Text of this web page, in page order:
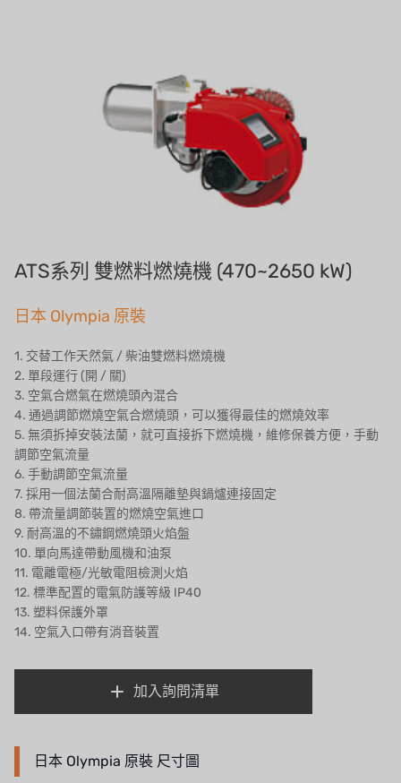
美國 DOW
美國 PENTAIR
丹麥 DANFOSS
泰國 HAYCARB
法國 SUNTEC
英國 PUROLITE
日本 NOP
日本 OLYMPIA
日本 KATSURA
SAGINOMIYA
AZBIL (YAMATAKE)
ATS系列 雙燃料燃燒機 (470~2650 kW)
日本 Olympia 原裝
1. 交替工作天然氣 / 柴油雙燃料燃燒機
2. 單段運行 (開 / 關)
3. 空氣合燃氣在燃燒頭內混合
4. 通過調節燃燒空氣合燃燒頭，可以獲得最佳的燃燒效率
5. 無須拆掉安裝法蘭，就可直接拆下燃燒機，維修保養方便，手動
調節空氣流量
6. 手動調節空氣流量
7. 採用一個法蘭合耐高溫隔離墊與鍋爐連接固定
8. 帶流量調節裝置的燃燒空氣進口
9. 耐高溫的不鏽鋼燃燒頭火焰盤
10. 單向馬達帶動風機和油泵
11. 電離電極/光敏電阻檢測火焰
12. 標準配置的電氣防護等級 IP40
13. 塑料保護外罩
14. 空氣入口帶有消音裝置
加入詢問清單
日本 Olympia 原裝 尺寸圖